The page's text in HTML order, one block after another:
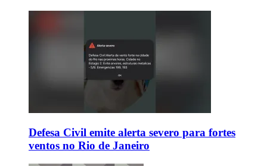
Defesa Civil emite alerta severo para fortes
ventos no Rio de Janeiro